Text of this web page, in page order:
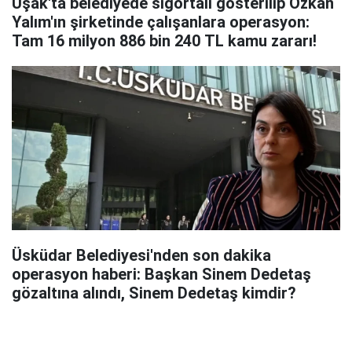
Yalım'ın şirketinde çalışanlara operasyon:
Tam 16 milyon 886 bin 240 TL kamu zararı!
Üsküdar Belediyesi'nden son dakika
operasyon haberi: Başkan Sinem Dedetaş
gözaltına alındı, Sinem Dedetaş kimdir?